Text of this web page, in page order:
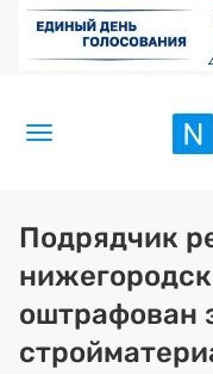
Подрядчик
оштрафован